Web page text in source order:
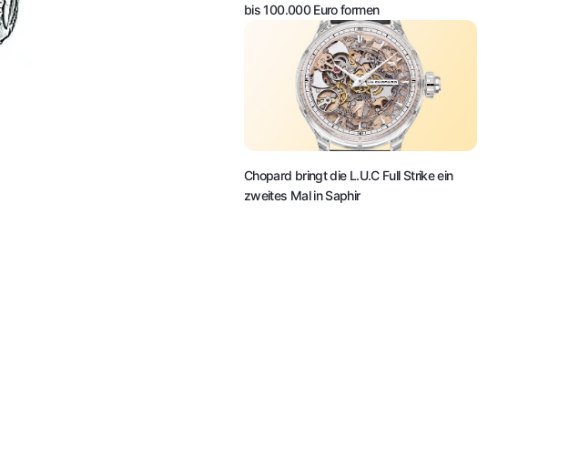
bis 100.000 Euro formen
Chopard bringt die L.U.C Full Strike ein
zweites Mal in Saphir